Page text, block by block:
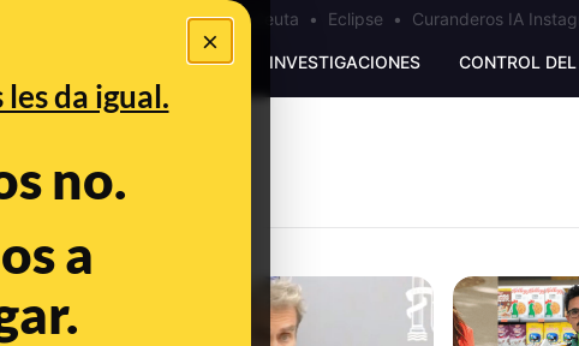
×
da igual.
no.
a
•Bulos Ceuta • Eclipse • Curanderos IA
PREBUNKING INVESTIGACIONES CONTROL